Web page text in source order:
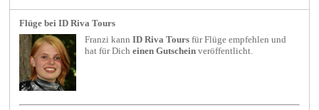
Flüge bei ID Riva Tours
Franzi kannID Riva Tours fürFlüge empfehlen und
hat für Dicheinen Gutschein veröffentlicht.